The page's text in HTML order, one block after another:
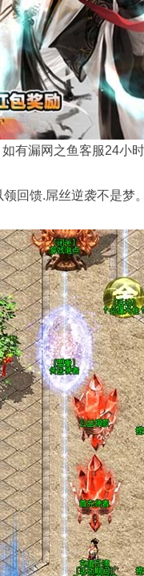
有漏网之鱼客服24小
回馈.屌丝逆袭不是梦